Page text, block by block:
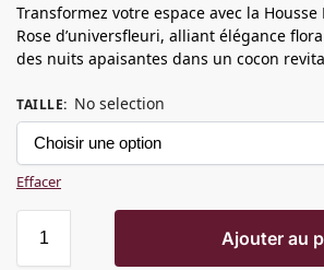
Transformez votre espace avec la
Rose d’universfleuri, alliant élégance
des nuits apaisantes dans un cocon
TAILLE: No selection
Effacer
Ajouter au